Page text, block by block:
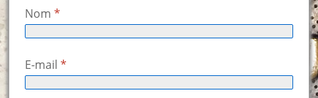
Nom *
E-mail *